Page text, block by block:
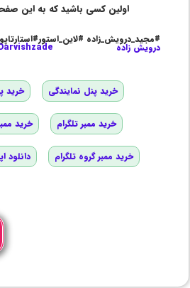
اولین کسی باشید که به این
#مجید_درویش_زاده
درویش زاده
خرید پنل نمایندگی خرید
خرید ممبر تلگرام خرید
خرید ممبر گروه تلگرام دانلود